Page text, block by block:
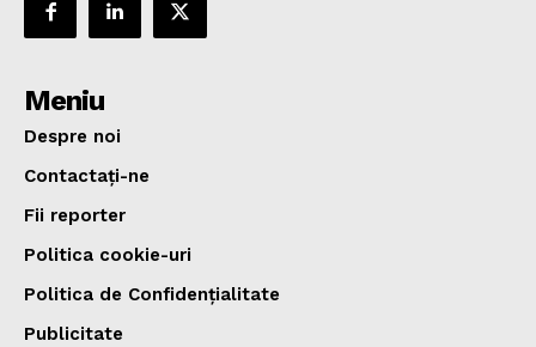
Meniu
Despre noi
Contactați-ne
Fii reporter
Politica cookie-uri
Politica de Confidențialitate
Publicitate